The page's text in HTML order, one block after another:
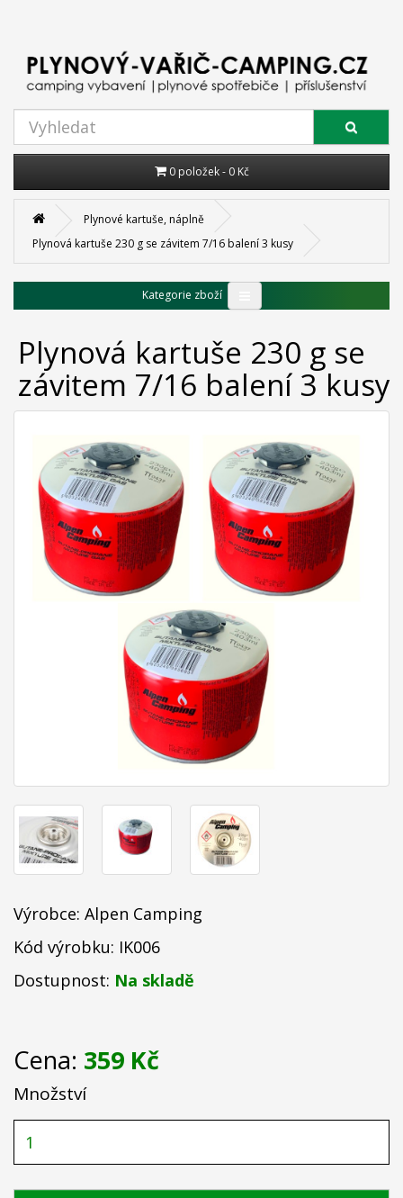
0 položek - 0 Kč
Plynové kartuše, náplně
Plynová kartuše 230 g se závitem 7/16 balení 3 kusy
Kategorie zboží
Plynová kartuše 230 g se
závitem 7/16 balení 3 kusy
Výrobce: Alpen Camping
Kód výrobku: IK006
Dostupnost: Na skladě
Cena: 359 Kč
Množství